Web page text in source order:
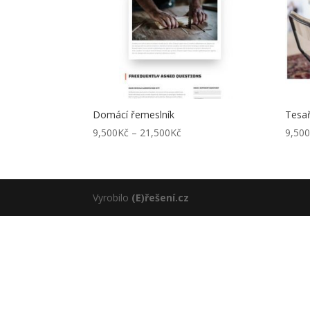
Domácí řemeslník
9,500Kč – 21,500Kč
až
21,500Kč
9,500
Vyrobilo (E)řešení.cz